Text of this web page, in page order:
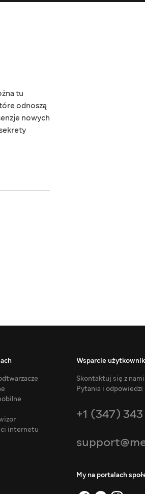
tu
odnoszą
nowych
internetu
Wsparcie
Skontaktuj się z nami
Pytania i odpowiedzi
+1 (347)
My na portalach